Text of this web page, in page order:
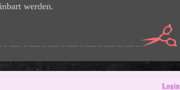
werden.
Login